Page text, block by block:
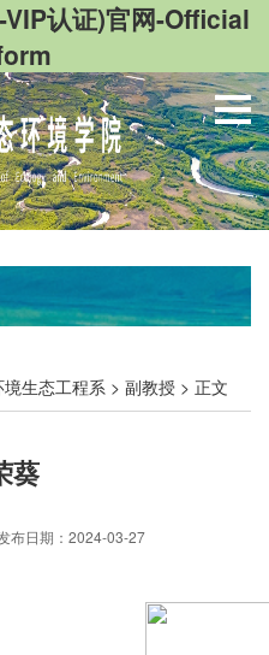
VIP认证)官网-Official
境生态工程系 > 副教授 > 正文
葵
布日期：2024-03-27